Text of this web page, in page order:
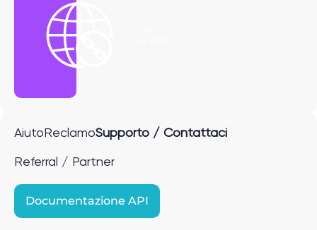
Aiuto ReclamoSupporto / Contattaci
Referral / Partner
Documentazione API